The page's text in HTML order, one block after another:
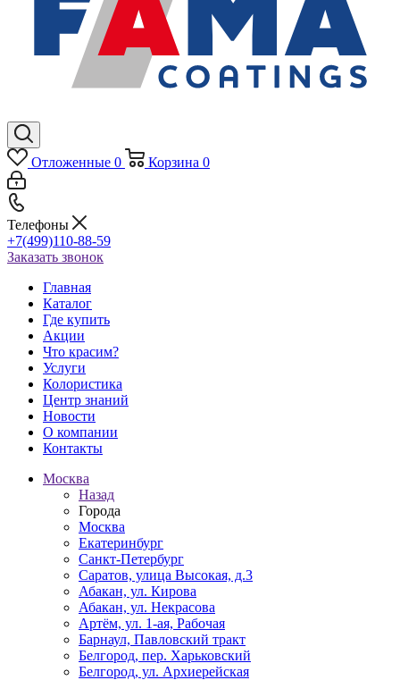
Отложенные 0 Корзина 0
Телефоны
+7(499)110-88-59
Заказать звонок
Главная
Каталог
Где купить
Акции
Что красим?
Услуги
Колористика
Центр знаний
Новости
О компании
Контакты
Москва
Назад
Города
Москва
Екатеринбург
Санкт-Петербург
Саратов, улица Высокая, д.3
Абакан, ул. Кирова
Абакан, ул. Некрасова
Артём, ул. 1-ая, Рабочая
Барнаул, Павловский тракт
Белгород, пер. Харьковский
Белгород, ул. Архиерейская